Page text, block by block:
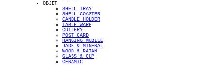
OBJET
SHELL TRAY
SHELL COASTER
CANDLE HOLDER
TABLE WARE
CUTLERY
POST CARD
HANGING MOBILE
JADE & MINERAL
WOOD & RATAN
GLASS & CUP
CERAMIC